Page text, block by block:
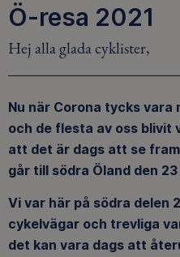
Ö-resa 2021
Hej alla glada cyklister,
Nu när Corona tycks
och de flesta av oss blivit
att det är dags att se
går till södra Öland den
Vi var här på södra delen
cykelvägar och trevliga
det kan vara dags att